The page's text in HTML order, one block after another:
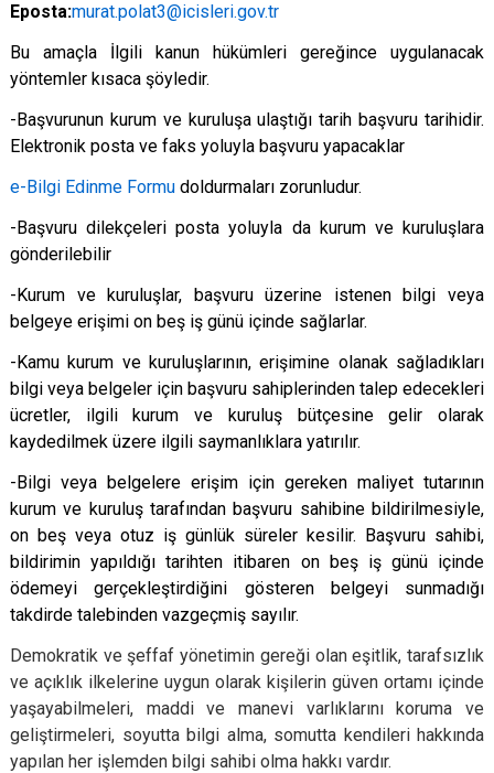
Eposta:murat.polat3@icisleri.gov.tr
Bu amaçla İlgili kanun hükümleri gereğince uygulanacak
yöntemler kısaca şöyledir.
-Başvurunun kurum ve kuruluşa ulaştığı tarih başvuru tarihidir.
Elektronik posta ve faks yoluyla başvuru yapacaklar
e-Bilgi Edinme Formu doldurmaları zorunludur.
-Başvuru dilekçeleri posta yoluyla da kurum ve kuruluşlara
gönderilebilir
-Kurum ve kuruluşlar, başvuru üzerine istenen bilgi veya
belgeye erişimi on beş iş günü içinde sağlarlar.
-Kamu kurum ve kuruluşlarının, erişimine olanak sağladıkları
bilgi veya belgeler için başvuru sahiplerinden talep edecekleri
ücretler, ilgili kurum ve kuruluş bütçesine gelir olarak
kaydedilmek üzere ilgili saymanlıklara yatırılır.
-Bilgi veya belgelere erişim için gereken maliyet tutarının
kurum ve kuruluş tarafından başvuru sahibine bildirilmesiyle,
on beş veya otuz iş günlük süreler kesilir. Başvuru sahibi,
bildirimin yapıldığı tarihten itibaren on beş iş günü içinde
ödemeyi gerçekleştirdiğini gösteren belgeyi sunmadığı
takdirde talebinden vazgeçmiş sayılır.
Demokratik ve şeffaf yönetimin gereği olan eşitlik, tarafsızlık
ve açıklık ilkelerine uygun olarak kişilerin güven ortamı içinde
yaşayabilmeleri, maddi ve manevi varlıklarını koruma ve
geliştirmeleri, soyutta bilgi alma, somutta kendileri hakkında
yapılan her işlemden bilgi sahibi olma hakkı vardır.